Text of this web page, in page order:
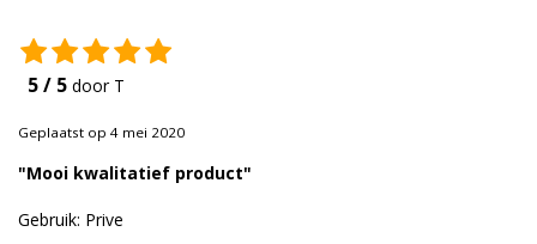
Papier en karton
Tape en stickers
Verhuismaterialen
Duurzame verpakkingen
Bedrukte verpakkingen
5 / 5 door T
Geplaatst op 4 mei 2020
"Mooi kwalitatief product"
Gebruik: Prive